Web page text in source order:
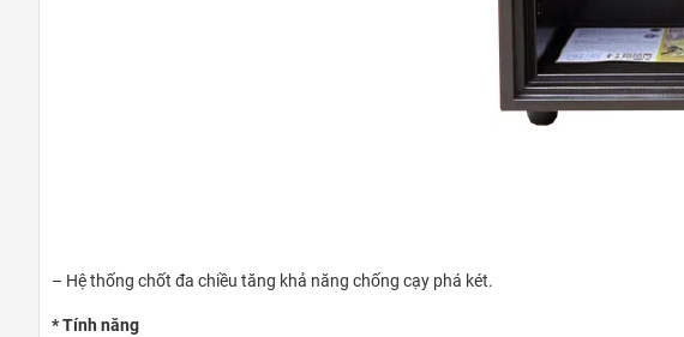
– Hệ thống chốt đa chiều tăng khả năng chống cạy phá két.
* Tính năng